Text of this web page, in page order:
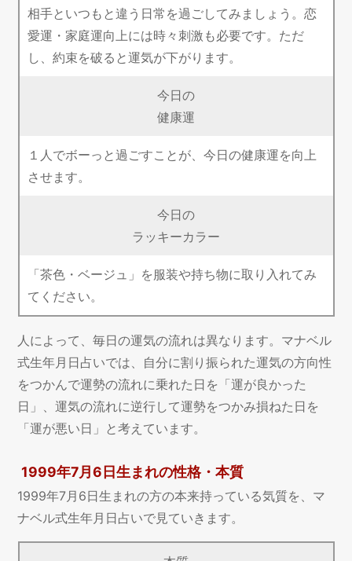
相手といつもと違う日常を過ごしてみましょう。恋
愛運・家庭運向上には時々刺激も必要です。ただ
し、約束を破ると運気が下がります。
今日の
健康運
１人でボーっと過ごすことが、今日の健康運を向上
させます。
今日の
ラッキーカラー
「茶色・ベージュ」を服装や持ち物に取り入れてみ
てください。
人によって、毎日の運気の流れは異なります。マナベル
式生年月日占いでは、自分に割り振られた運気の方向性
をつかんで運勢の流れに乗れた日を「運が良かった
日」、運気の流れに逆行して運勢をつかみ損ねた日を
「運が悪い日」と考えています。
1999年7月6日生まれの性格・本質
1999年7月6日生まれの方の本来持っている気質を、マ
ナベル式生年月日占いで見ていきます。